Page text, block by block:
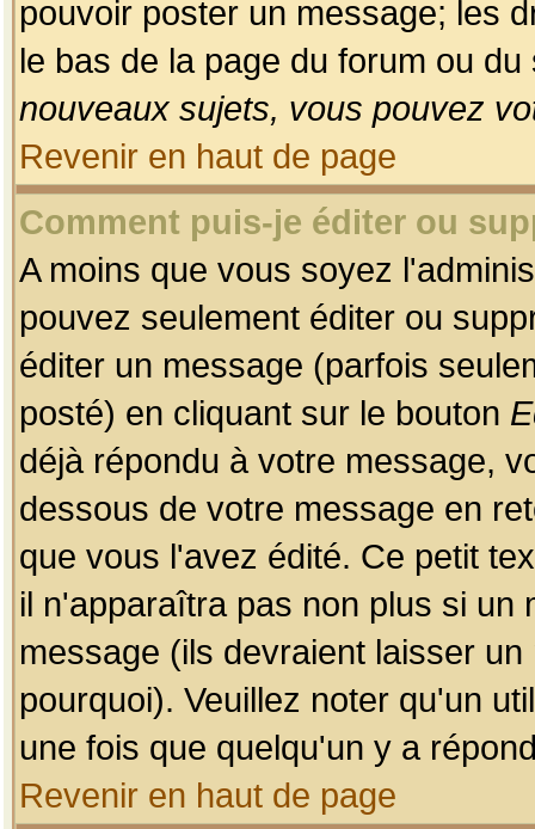
pouvoir poster un message; les
le bas de la page du forum ou
nouveaux sujets, vous pouvez
Revenir en haut de page
Comment puis-je éditer ou
A moins que vous soyez
pouvez seulement éditer ou
éditer un message (parfois
posté) en cliquant sur le bouton
déjà répondu à votre message,
dessous de votre message en
que vous l'avez édité. Ce petit
il n'apparaîtra pas non plus si un
message (ils devraient laisser
pourquoi). Veuillez noter qu'un
une fois que quelqu'un y a
Revenir en haut de page